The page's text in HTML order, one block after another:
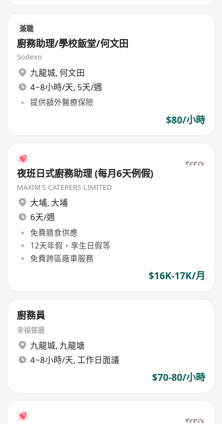
兼職
廚務助理/學校飯堂/何文田
Sodexo
九龍城, 何文田
4~8小時/天, 5天/週
提供額外醫療保險
$80/小時
夜班日式廚務助理 (每月6天例假)
MAXIM'S CATERERS LIMITED
大埔, 大埔
6天/週
免費膳食供應
12天年假，享生日假等
免費跨區廠車服務
$16K-17K/月
廚務員
幸福餐廳
九龍城, 九龍塘
4~8小時/天, 工作日面議
$70-80/小時